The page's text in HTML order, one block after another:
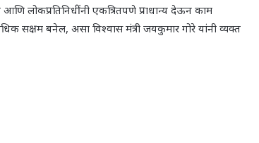
लोकप्रतिनिधींनी एकत्रितपणे प्राधान्य देऊन काम
सक्षम बनेल, असा विश्वास मंत्री जयकुमार गोरे यांनी व्यक्त